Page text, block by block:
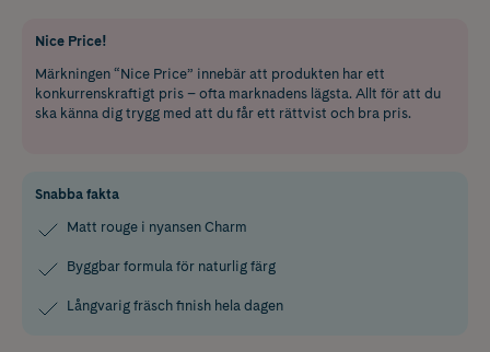
Nice Price!
Märkningen “Nice Price” innebär att produkten har ett
konkurrenskraftigt pris – ofta marknadens lägsta. Allt för att du
ska känna dig trygg med att du får ett rättvist och bra pris.
Snabba fakta
Matt rouge i nyansen Charm
Byggbar formula för naturlig färg
Långvarig fräsch finish hela dagen